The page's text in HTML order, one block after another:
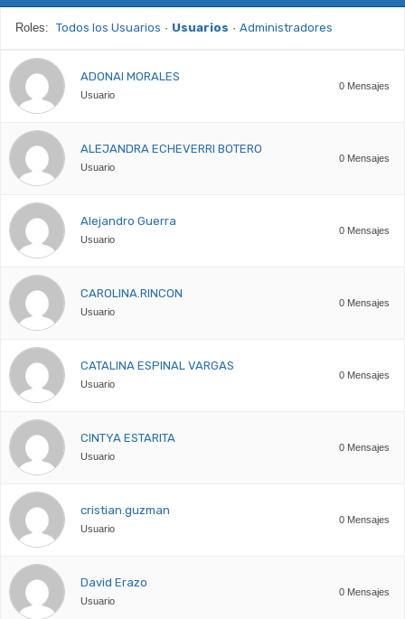
Roles: Todos los Usuarios · Usuarios · Administradores
ADONAI MORALES
Usuario
0 Mensajes
ALEJANDRA ECHEVERRI BOTERO
Usuario
0 Mensajes
Alejandro Guerra
Usuario
0 Mensajes
CAROLINA.RINCON
Usuario
0 Mensajes
CATALINA ESPINAL VARGAS
Usuario
0 Mensajes
CINTYA ESTARITA
Usuario
0 Mensajes
cristian.guzman
Usuario
0 Mensajes
David Erazo
Usuario
0 Mensajes